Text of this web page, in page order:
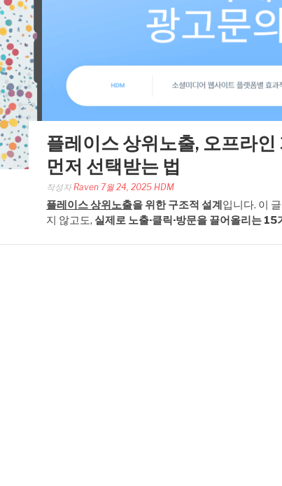
플레이스 상위노출, 오프라
먼저 선택받는 법
작성자 Raven 7월 24, 2025 HDM
플레이스 상위노출을 위한 구조적 설계입니다. 이
지 않고도, 실제로 노출·클릭·방문을 끌어올리는 15